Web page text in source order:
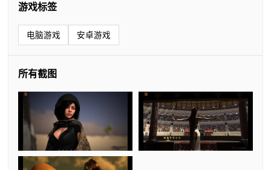
游戏标签
电脑游戏 安卓游戏
所有截图